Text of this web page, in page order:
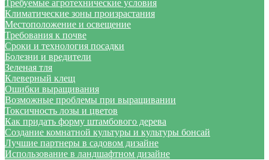
Требуемые агротехнические условия
Климатические зоны произрастания
Местоположение и освещение
Требования к почве
Сроки и технология посадки
Болезни и вредители
Зеленая тля
Клеверный клещ
Ошибки выращивания
Возможные проблемы при выращивании
Токсичность лозы и цветов
Как придать форму штамбового дерева
Создание комнатной культуры и культуры бонсай
Лучшие партнеры в садовом дизайне
Использование в ландшафтном дизайне